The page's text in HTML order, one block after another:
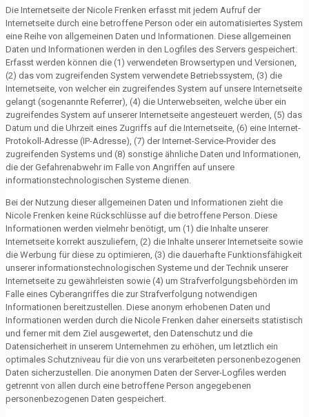
Die Internetseite der Nicole Frenken erfasst mit jedem Aufruf der
Internetseite durch eine betroffene Person oder ein automatisiertes System
eine Reihe von allgemeinen Daten und Informationen. Diese allgemeinen
Daten und Informationen werden in den Logfiles des Servers gespeichert.
Erfasst werden können die (1) verwendeten Browsertypen und Versionen,
(2) das vom zugreifenden System verwendete Betriebssystem, (3) die
Internetseite, von welcher ein zugreifendes System auf unsere Internetseite
gelangt (sogenannte Referrer), (4) die Unterwebseiten, welche über ein
zugreifendes System auf unserer Internetseite angesteuert werden, (5) das
Datum und die Uhrzeit eines Zugriffs auf die Internetseite, (6) eine Internet-
Protokoll-Adresse (IP-Adresse), (7) der Internet-Service-Provider des
zugreifenden Systems und (8) sonstige ähnliche Daten und Informationen,
die der Gefahrenabwehr im Falle von Angriffen auf unsere
informationstechnologischen Systeme dienen.
Bei der Nutzung dieser allgemeinen Daten und Informationen zieht die
Nicole Frenken keine Rückschlüsse auf die betroffene Person. Diese
Informationen werden vielmehr benötigt, um (1) die Inhalte unserer
Internetseite korrekt auszuliefern, (2) die Inhalte unserer Internetseite sowie
die Werbung für diese zu optimieren, (3) die dauerhafte Funktionsfähigkeit
unserer informationstechnologischen Systeme und der Technik unserer
Internetseite zu gewährleisten sowie (4) um Strafverfolgungsbehörden im
Falle eines Cyberangriffes die zur Strafverfolgung notwendigen
Informationen bereitzustellen. Diese anonym erhobenen Daten und
Informationen werden durch die Nicole Frenken daher einerseits statistisch
und ferner mit dem Ziel ausgewertet, den Datenschutz und die
Datensicherheit in unserem Unternehmen zu erhöhen, um letztlich ein
optimales Schutzniveau für die von uns verarbeiteten personenbezogenen
Daten sicherzustellen. Die anonymen Daten der Server-Logfiles werden
getrennt von allen durch eine betroffene Person angegebenen
personenbezogenen Daten gespeichert.